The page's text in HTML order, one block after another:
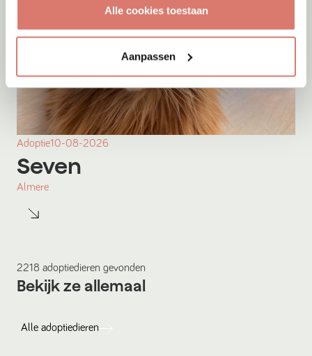
Alle cookies toestaan
Aanpassen
Adoptie10-08-2026
Seven
Almere
2218 adoptiedieren gevonden
Bekijk ze allemaal
Alle adoptiedieren